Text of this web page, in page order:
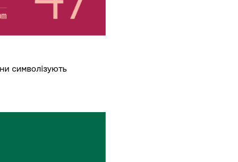
символізують